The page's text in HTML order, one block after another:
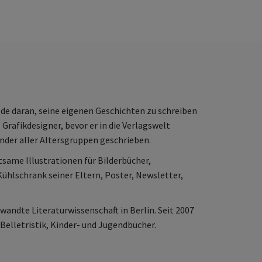
so
daran, seine eigenen Geschichten zu schreiben
bevor er in die Verlagswelt
aller Altersgruppen geschrieben.
Illustrationen für Bilderbücher,
seiner Eltern, Poster, Newsletter,
Literaturwissenschaft in Berlin. Seit 2007
Kinder- und Jugendbücher.